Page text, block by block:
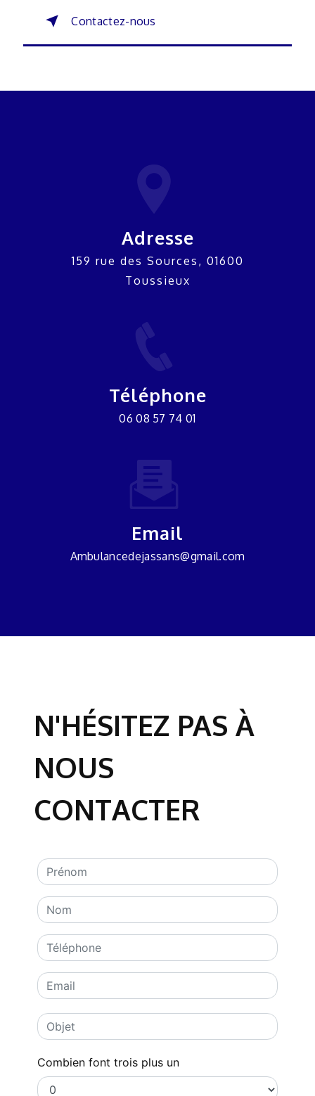
Contactez-nous
Adresse
159 rue des Sources, 01600
Toussieux
Téléphone
06 08 57 74 01
Email
ambulancedejassans@gmail.com
N'HÉSITEZ PAS À
NOUS
CONTACTER
Combien font trois plus un